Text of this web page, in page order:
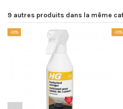
9 autres produits dans la même
-10% -10%